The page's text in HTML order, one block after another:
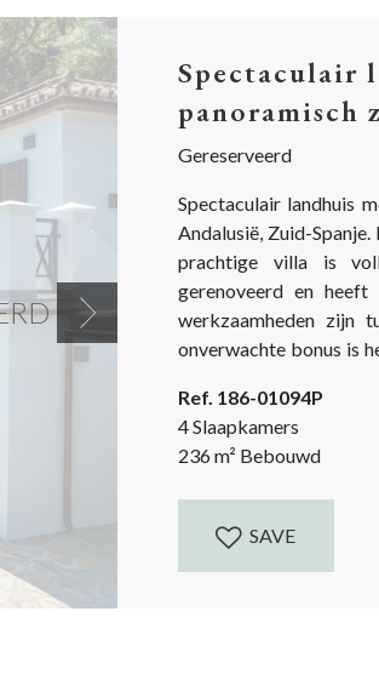
Next
Spectaculair
panoramisch
Gereserveerd
Spectaculair landhuis
Andalusië, Zuid-
prachtige villa is
gerenoveerd en
werkzaamheden zijn
onverwachte bonus is
een eigentijdse woning
Ref. 186-01094P
4 Slaapkamers
236m² Bebouwd
SAVE